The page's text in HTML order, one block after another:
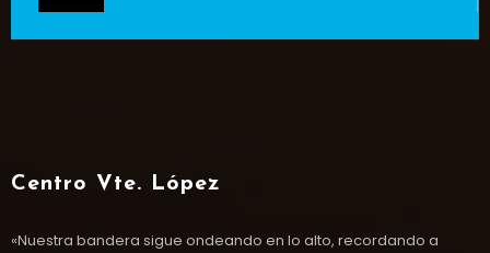
Centro Vte. López
«Nuestra bandera sigue ondeando en lo alto, recordando a